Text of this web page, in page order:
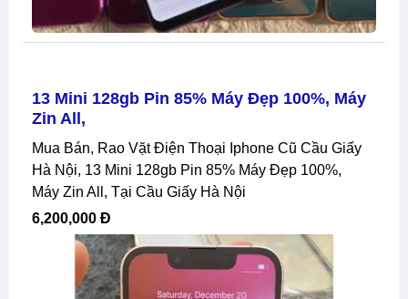
13 Mini 128gb Pin 85% Máy Đẹp 100%, Máy
Zin All,
Mua Bán, Rao Vặt Điện Thoại Iphone Cũ Cầu Giấy
Hà Nội, 13 Mini 128gb Pin 85% Máy Đẹp 100%,
Máy Zin All, Tại Cầu Giấy Hà Nội
6,200,000 Đ